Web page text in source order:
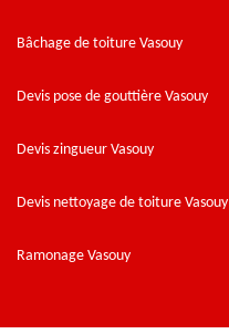
Bâchage de toiture Vasouy
Devis pose de gouttière Vasouy
Devis zingueur Vasouy
Devis nettoyage de toiture Vasouy
Ramonage Vasouy